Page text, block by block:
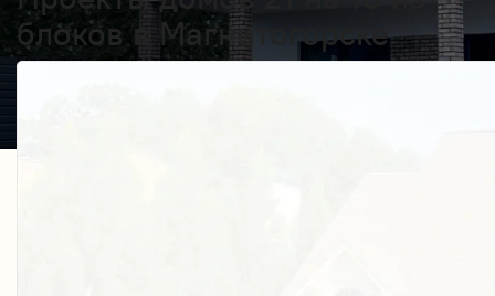
блоков в Магнитогорске
Получить косультацию